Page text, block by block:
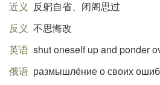
近义 反躬自省、闭阁思过
反义 不思悔改
英语 shut oneself up and ponder
俄语 размышлéние о своих